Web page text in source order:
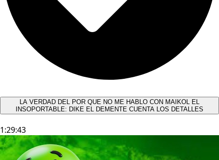
LA VERDAD DEL POR QUE NO ME HABLO CON MAIKOL EL
INSOPORTABLE: DIKE EL DEMENTE CUENTA LOS DETALLES
1:29:43